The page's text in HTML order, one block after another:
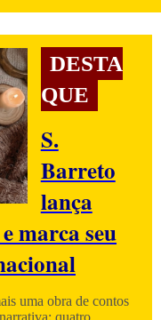
DESTA
QUE
S.
Barreto
lança
marca seu
uma obra de contos
quatro